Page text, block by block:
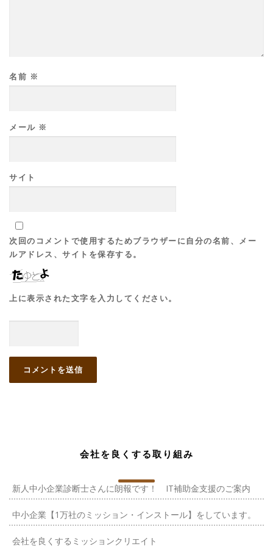
名前 ※
メール ※
サイト
次回のコメントで使用するためブラウザーに自分の名前、メー
ルアドレス、サイトを保存する。
上に表示された文字を入力してください。
会社を良くする取り組み
新人中小企業診断士さんに朗報です！ IT補助金支援のご案内
中小企業【1万社のミッション・インストール】をしています。
会社を良くするミッションクリエイト